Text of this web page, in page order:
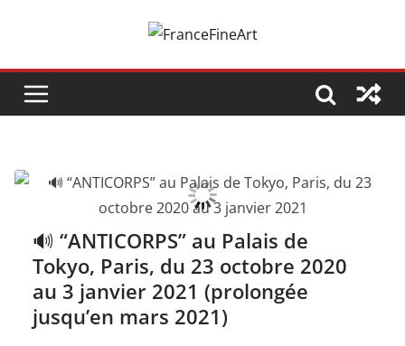
🔊 “ANTICORPS” au Palais de
Tokyo, Paris, du 23 octobre 2020
au 3 janvier 2021 (prolongée
jusqu’en mars 2021)